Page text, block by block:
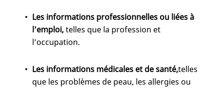
Les informations professionnelles ou liées à
l’emploi,telles que la profession et
l’occupation.
Les informations médicales et de santé,telles
que les problèmes de peau, les allergies ou